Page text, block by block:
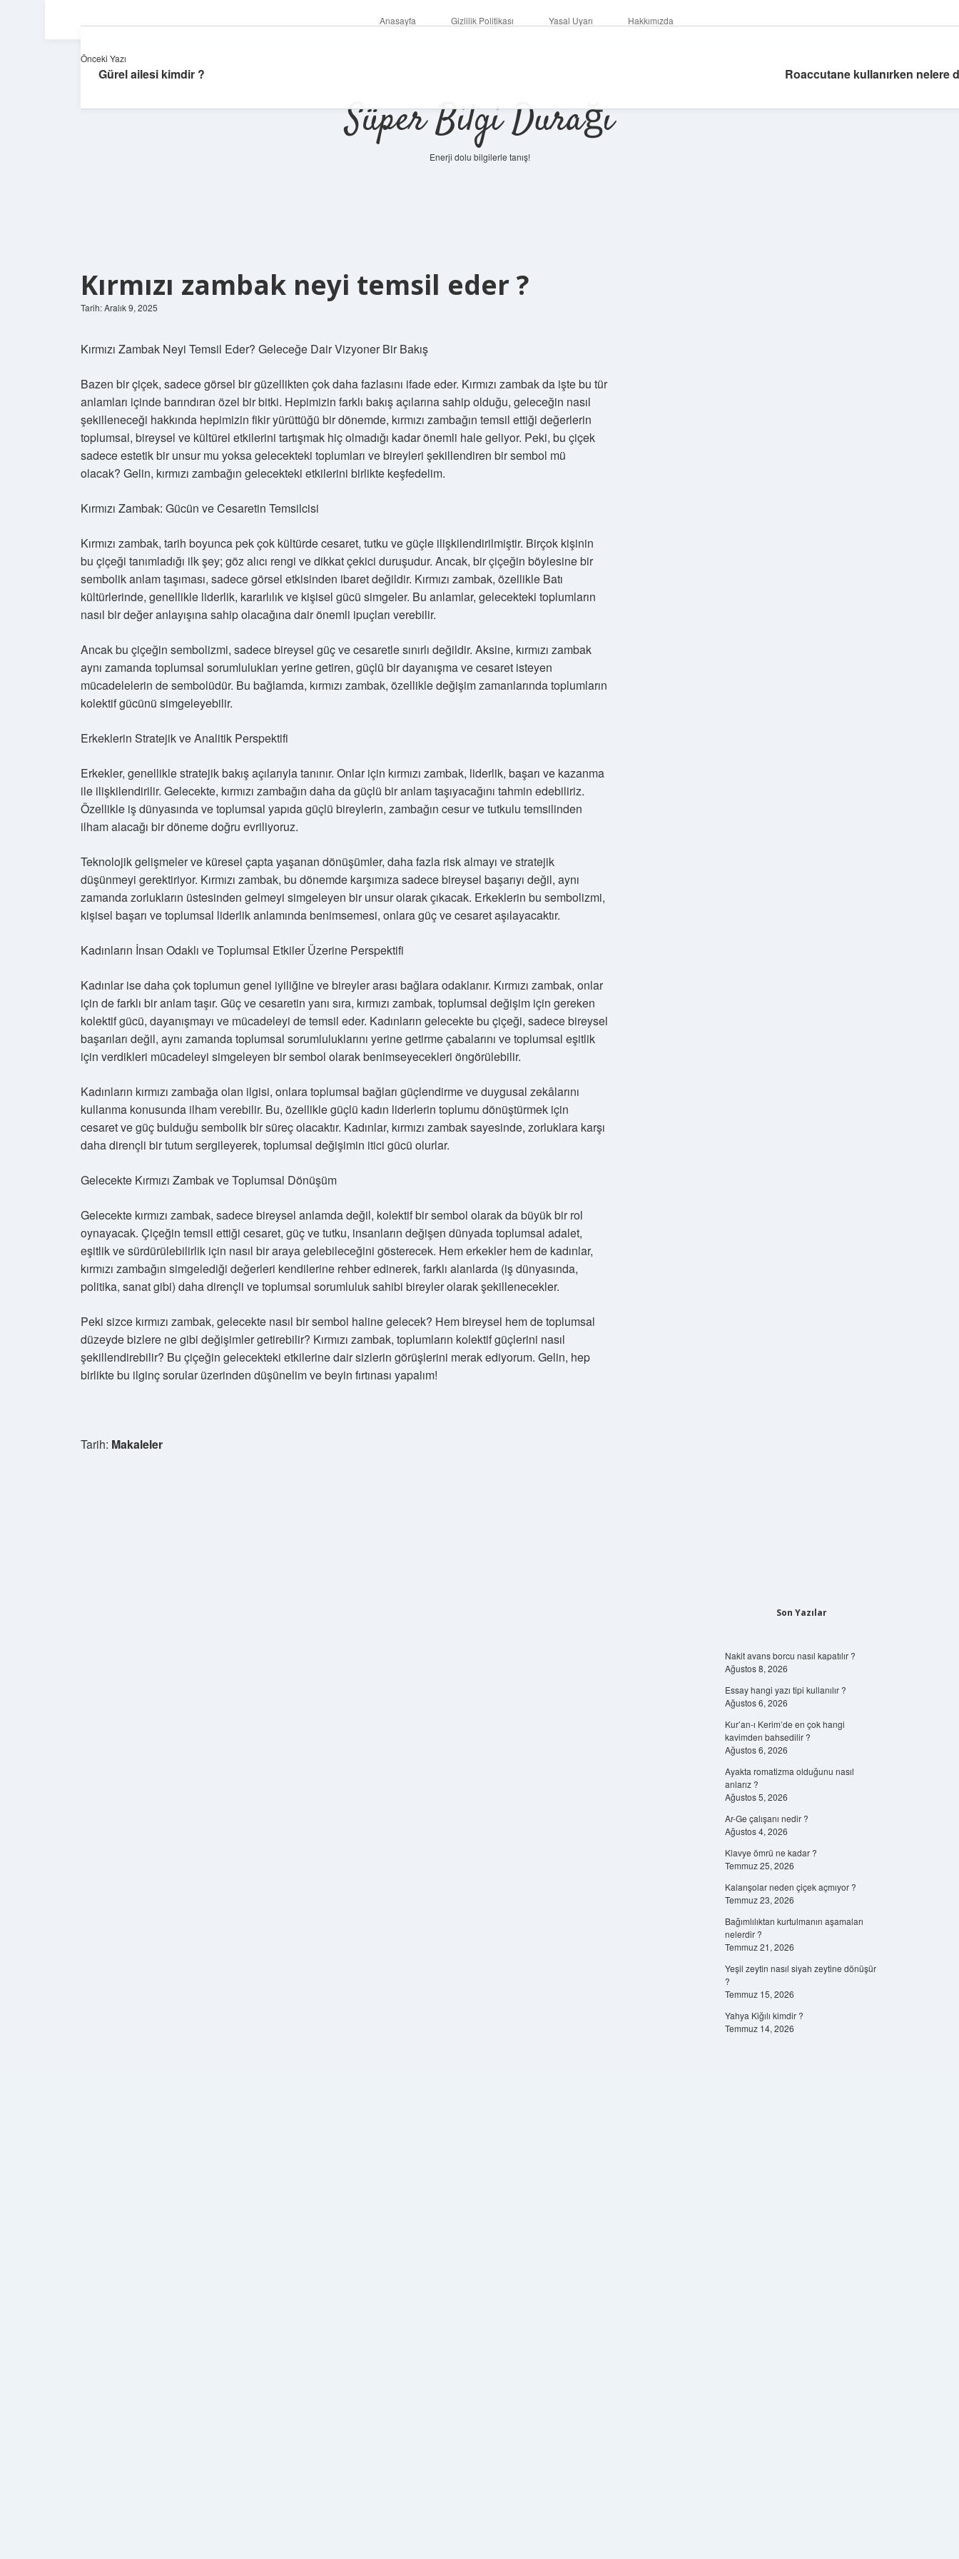
Anasayfa Gizlilik Politikası Yasal Uyarı Hakkımızda
Süper Bilgi Durağı
Enerji dolu bilgilerle tanış!
Kırmızı zambak neyi temsil eder ?
Tarih: Aralık 9, 2025
Kırmızı Zambak Neyi Temsil Eder? Geleceğe Dair Vizyoner Bir Bakış
Bazen bir çiçek, sadece görsel bir güzellikten çok daha fazlasını ifade eder. Kırmızı zambak da işte bu tür
anlamları içinde barındıran özel bir bitki. Hepimizin farklı bakış açılarına sahip olduğu, geleceğin nasıl
şekilleneceği hakkında hepimizin fikir yürüttüğü bir dönemde, kırmızı zambağın temsil ettiği değerlerin
toplumsal, bireysel ve kültürel etkilerini tartışmak hiç olmadığı kadar önemli hale geliyor. Peki, bu çiçek
sadece estetik bir unsur mu yoksa gelecekteki toplumları ve bireyleri şekillendiren bir sembol mü
olacak? Gelin, kırmızı zambağın gelecekteki etkilerini birlikte keşfedelim.
Kırmızı Zambak: Gücün ve Cesaretin Temsilcisi
Kırmızı zambak, tarih boyunca pek çok kültürde cesaret, tutku ve güçle ilişkilendirilmiştir. Birçok kişinin
bu çiçeği tanımladığı ilk şey; göz alıcı rengi ve dikkat çekici duruşudur. Ancak, bir çiçeğin böylesine bir
sembolik anlam taşıması, sadece görsel etkisinden ibaret değildir. Kırmızı zambak, özellikle Batı
kültürlerinde, genellikle liderlik, kararlılık ve kişisel gücü simgeler. Bu anlamlar, gelecekteki toplumların
nasıl bir değer anlayışına sahip olacağına dair önemli ipuçları verebilir.
Ancak bu çiçeğin sembolizmi, sadece bireysel güç ve cesaretle sınırlı değildir. Aksine, kırmızı zambak
aynı zamanda toplumsal sorumlulukları yerine getiren, güçlü bir dayanışma ve cesaret isteyen
mücadelelerin de sembolüdür. Bu bağlamda, kırmızı zambak, özellikle değişim zamanlarında toplumların
kolektif gücünü simgeleyebilir.
Erkeklerin Stratejik ve Analitik Perspektifi
Erkekler, genellikle stratejik bakış açılarıyla tanınır. Onlar için kırmızı zambak, liderlik, başarı ve kazanma
ile ilişkilendirilir. Gelecekte, kırmızı zambağın daha da güçlü bir anlam taşıyacağını tahmin edebiliriz.
Özellikle iş dünyasında ve toplumsal yapıda güçlü bireylerin, zambağın cesur ve tutkulu temsilinden
ilham alacağı bir döneme doğru evriliyoruz.
Teknolojik gelişmeler ve küresel çapta yaşanan dönüşümler, daha fazla risk almayı ve stratejik
düşünmeyi gerektiriyor. Kırmızı zambak, bu dönemde karşımıza sadece bireysel başarıyı değil, aynı
zamanda zorlukların üstesinden gelmeyi simgeleyen bir unsur olarak çıkacak. Erkeklerin bu sembolizmi,
kişisel başarı ve toplumsal liderlik anlamında benimsemesi, onlara güç ve cesaret aşılayacaktır.
Kadınların İnsan Odaklı ve Toplumsal Etkiler Üzerine Perspektifi
Kadınlar ise daha çok toplumun genel iyiliğine ve bireyler arası bağlara odaklanır. Kırmızı zambak, onlar
için de farklı bir anlam taşır. Güç ve cesaretin yanı sıra, kırmızı zambak, toplumsal değişim için gereken
kolektif gücü, dayanışmayı ve mücadeleyi de temsil eder. Kadınların gelecekte bu çiçeği, sadece bireysel
başarıları değil, aynı zamanda toplumsal sorumluluklarını yerine getirme çabalarını ve toplumsal eşitlik
için verdikleri mücadeleyi simgeleyen bir sembol olarak benimseyecekleri öngörülebilir.
Kadınların kırmızı zambağa olan ilgisi, onlara toplumsal bağları güçlendirme ve duygusal zekâlarını
kullanma konusunda ilham verebilir. Bu, özellikle güçlü kadın liderlerin toplumu dönüştürmek için
cesaret ve güç bulduğu sembolik bir süreç olacaktır. Kadınlar, kırmızı zambak sayesinde, zorluklara karşı
daha dirençli bir tutum sergileyerek, toplumsal değişimin itici gücü olurlar.
Gelecekte Kırmızı Zambak ve Toplumsal Dönüşüm
Gelecekte kırmızı zambak, sadece bireysel anlamda değil, kolektif bir sembol olarak da büyük bir rol
oynayacak. Çiçeğin temsil ettiği cesaret, güç ve tutku, insanların değişen dünyada toplumsal adalet,
eşitlik ve sürdürülebilirlik için nasıl bir araya gelebileceğini gösterecek. Hem erkekler hem de kadınlar,
kırmızı zambağın simgelediği değerleri kendilerine rehber edinerek, farklı alanlarda (iş dünyasında,
politika, sanat gibi) daha dirençli ve toplumsal sorumluluk sahibi bireyler olarak şekillenecekler.
Peki sizce kırmızı zambak, gelecekte nasıl bir sembol haline gelecek? Hem bireysel hem de toplumsal
düzeyde bizlere ne gibi değişimler getirebilir? Kırmızı zambak, toplumların kolektif güçlerini nasıl
şekillendirebilir? Bu çiçeğin gelecekteki etkilerine dair sizlerin görüşlerini merak ediyorum. Gelin, hep
birlikte bu ilginç sorular üzerinden düşünelim ve beyin fırtınası yapalım!
Tarih: Makaleler
Önceki Yazı
Gürel ailesi kimdir ? Roaccutane kullanırken nelere
Son Yazılar
Nakit avans borcu nasıl kapatılır ?
Ağustos 8, 2026
Essay hangi yazı tipi kullanılır ?
Ağustos 6, 2026
Kur’an-ı Kerim’de en çok hangi
kavimden bahsedilir ?
Ağustos 6, 2026
Ayakta romatizma olduğunu nasıl
anlarız ?
Ağustos 5, 2026
Ar-Ge çalışanı nedir ?
Ağustos 4, 2026
Klavye ömrü ne kadar ?
Temmuz 25, 2026
Kalanşolar neden çiçek açmıyor ?
Temmuz 23, 2026
Bağımlılıktan kurtulmanın aşamaları
nelerdir ?
Temmuz 21, 2026
Yeşil zeytin nasıl siyah zeytine dönüşür
?
Temmuz 15, 2026
Yahya Kiğılı kimdir ?
Temmuz 14, 2026